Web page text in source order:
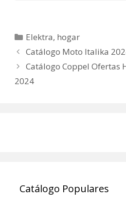
Categorías
Elektra, hogar
Catálogo Moto Italika
Catálogo Coppel Ofertas
2024
Catálogo Populares